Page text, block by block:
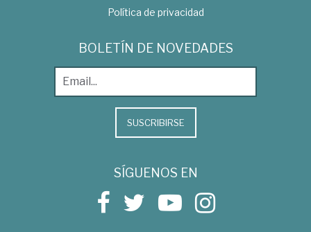
Política de privacidad
BOLETÍN DE NOVEDADES
SUSCRIBIRSE
SÍGUENOS EN